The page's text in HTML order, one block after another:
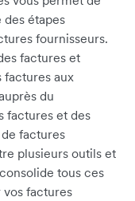
étapes
fournisseurs.
factures et
factures aux
du
factures et des
factures
plusieurs outils et
tous ces
factures